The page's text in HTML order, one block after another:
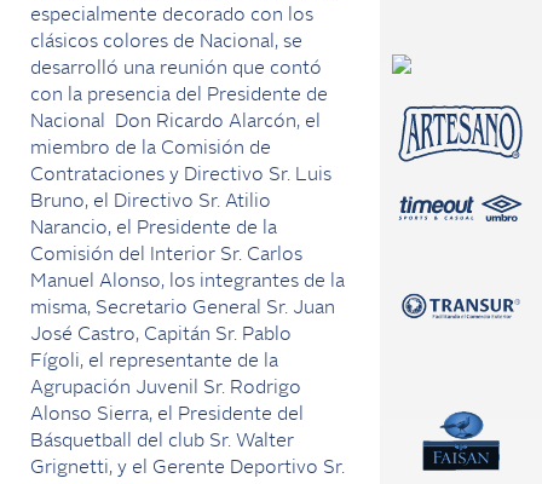
especialmente decorado con los
clásicos colores de Nacional, se
desarrolló una reunión que contó
con la presencia del Presidente de
Nacional Don Ricardo Alarcón, el
miembro de la Comisión de
Contrataciones y Directivo Sr. Luis
Bruno, el Directivo Sr. Atilio
Narancio, el Presidente de la
Comisión del Interior Sr. Carlos
Manuel Alonso, los integrantes de la
misma, Secretario General Sr. Juan
José Castro, Capitán Sr. Pablo
Fígoli, el representante de la
Agrupación Juvenil Sr. Rodrigo
Alonso Sierra, el Presidente del
Básquetball del club Sr. Walter
Grignetti, y el Gerente Deportivo Sr.